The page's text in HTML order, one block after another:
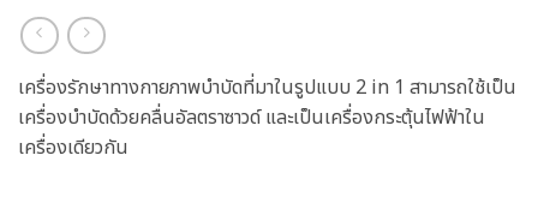
เครื่องรักษาทางกายภาพบำบัดที่มาในรูปแบบ 2 in 1 สามารถใช้เป็น
เครื่องบำบัดด้วยคลื่นอัลตราซาวด์ และเป็นเครื่องกระตุ้นไฟฟ้าใน
เครื่องเดียวกัน